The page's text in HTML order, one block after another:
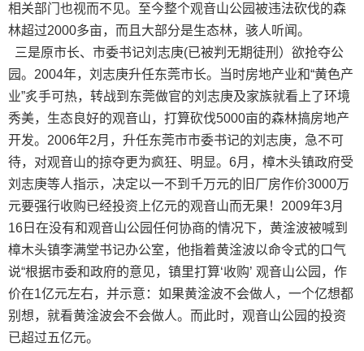
相关部门也视而不见。至今整个观音山公园被违法砍伐的森
林超过2000多亩，而且大部分是生态林，骇人听闻。
三是原市长、市委书记刘志庚(已被判无期徒刑）欲抢夺公
园。2004年，刘志庚升任东莞市长。当时房地产业和“黄色产
业”炙手可热，转战到东莞做官的刘志庚及家族就看上了环境
秀美，生态良好的观音山，打算砍伐5000亩的森林搞房地产
开发。2006年2月，升任东莞市市委书记的刘志庚，急不可
待，对观音山的掠夺更为疯狂、明显。6月，樟木头镇政府受
刘志庚等人指示，决定以一不到千万元的旧厂房作价3000万
元要强行收购已经投资上亿元的观音山而无果！2009年3月
16日在没有和观音山公园任何协商的情况下，黄淦波被喊到
樟木头镇李满堂书记办公室，他指着黄淦波以命令式的口气
说“根据市委和政府的意见，镇里打算‘收购’ 观音山公园，作
价在1亿元左右，并示意：如果黄淦波不会做人，一个亿想都
别想，就看黄淦波会不会做人。而此时，观音山公园的投资
已超过五亿元。